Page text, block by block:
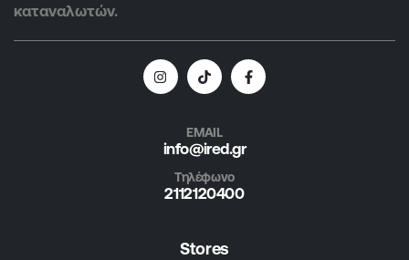
καταναλωτών.
EMAIL
info@ired.gr
Τηλέφωνο
2112120400
Stores